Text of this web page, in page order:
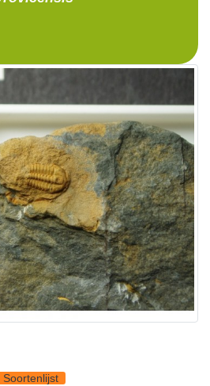
Soortenlijst